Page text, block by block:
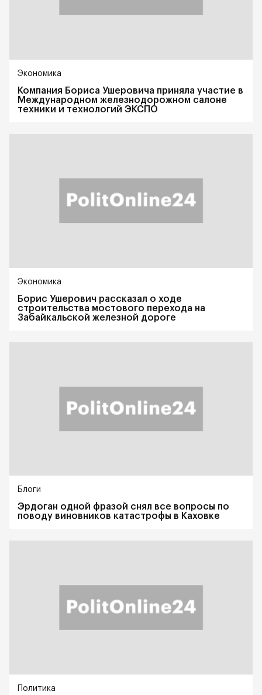
Экономика
Компания Бориса Ушеровича приняла участие в
Международном железнодорожном салоне
техники и технологий ЭКСПО
Экономика
Борис Ушерович рассказал о ходе
строительства мостового перехода на
Забайкальской железной дороге
Блоги
Эрдоган одной фразой снял все вопросы по
поводу виновников катастрофы в Каховке
Политика